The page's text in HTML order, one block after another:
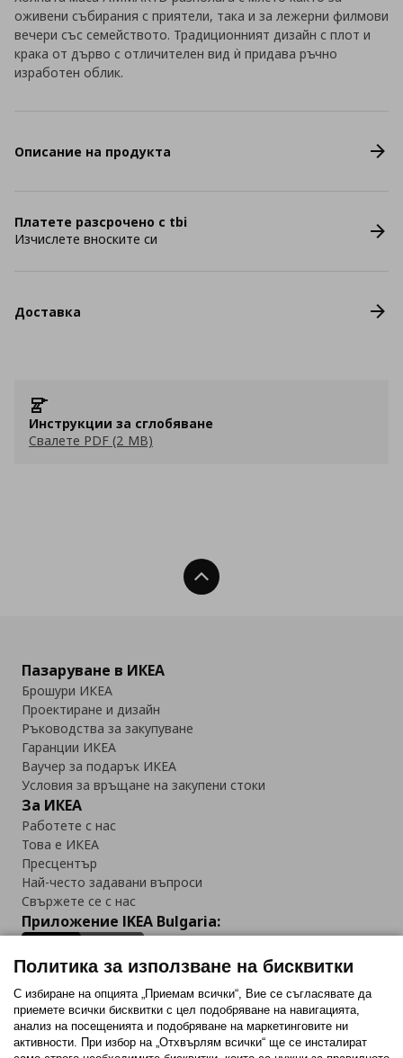
оживени събирания с приятели, така и за лежерни филмови
вечери със семейството. Традиционният дизайн с плот и
крака от дърво с отличителен вид ѝ придава ръчно
изработен облик.
Описание на продукта
Платете разсрочено с tbi
Изчислете вноските си
Доставка
Инструкции за сглобяване
Свалете PDF (2 MB)
Нагоре
Пазаруване в ИКЕА
Брошури ИКЕА
Проектиране и дизайн
Ръководства за закупуване
Гаранции ИКЕА
Ваучер за подарък ИКЕА
Условия за връщане на закупени стоки
За ИКЕА
Работете с нас
Това е ИКЕА
Пресцентър
Най-често задавани въпроси
Свържете се с нас
Приложение IKEA Bulgaria:
Последвайте ни:
FacebookTwitterYoutubePinterestInstagram
Политика за използване на бисквитки
С избиране на опцията „Приемам всички“, Вие се съгласявате да
приемете всички бисквитки с цел подобряване на навигацията,
анализ на посещенията и подобряване на маркетинговите ни
активности. При избор на „Отхвърлям всички“ ще се инсталират